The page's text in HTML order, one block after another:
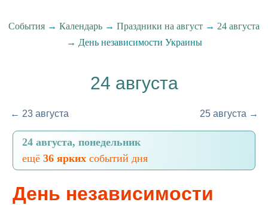
События → Календарь → Праздники на август → 24 августа
→ День независимости Украины
24 августа
← 23 августа 25 августа →
24 августа, понедельник
ещё 36 ярких событий дня
День независимости